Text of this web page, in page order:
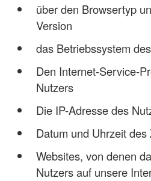
über den Browsertyp
Version
das Betriebssystem
Den Internet-Service-
Nutzers
Die IP-Adresse des
Datum und Uhrzeit des
Websites, von denen
Nutzers auf unsere